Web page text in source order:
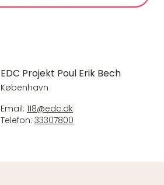
EDC Projekt Poul Erik Bech
København
Email: 118@edc.dk
Telefon: 33307800